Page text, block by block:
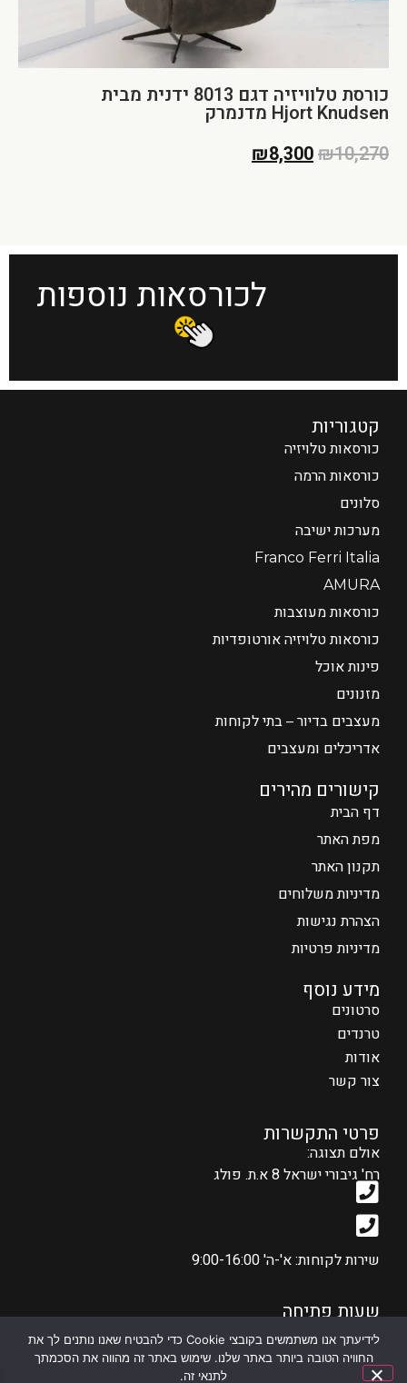
כורסת טלוויזיה דגם 8013 ידנית מבית
Hjort Knudsen מדנמרק
₪10,270
₪8,300
לכורסאות נוספות
קטגוריות
כורסאות טלויזיה
כורסאות הרמה
סלונים
מערכות ישיבה
Franco Ferri Italia
AMURA
כורסאות מעוצבות
כורסאות טלויזיה אורטופדיות
פינות אוכל
מזנונים
מעצבים בדיור – בתי לקוחות
אדריכלים ומעצבים
קישורים מהירים
דף הבית
מפת האתר
תקנון האתר
מדיניות משלוחים
הצהרת נגישות
מדיניות פרטיות
מידע נוסף
סרטונים
טרנדים
אודות
צור קשר
פרטי התקשרות
אולם תצוגה:
רח' גיבורי ישראל 8 א.ת. פולג
שירות לקוחות: א'-ה' 9:00-16:00
שעות פתיחה
א'-ה': 10:00-19:00
ו': 10:00-14:00
לידיעתך אנו משתמשים בקובצי Cookie כדי להבטיח שאנו נותנים לך את
החוויה הטובה ביותר באתר שלנו. שימוש באתר זה מהווה את הסכמתך
לתנאי זה.